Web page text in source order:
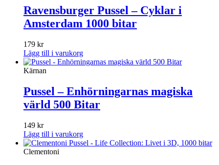
Ravensburger Pussel – Cyklar i
Amsterdam 1000 bitar
179 kr
Lägg till i varukorg
Kärnan
Pussel – Enhörningarnas magiska
värld 500 Bitar
149 kr
Lägg till i varukorg
Clementoni